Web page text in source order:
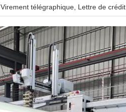
Virement télégraphique, Lettre de crédit